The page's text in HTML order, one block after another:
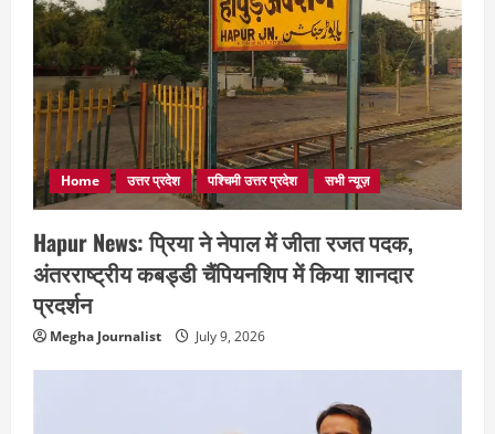
Home उत्तर प्रदेश पश्चिमी उत्तर प्रदेश सभी न्यूज़
Hapur News: प्रिया ने नेपाल में जीता रजत पदक,
अंतरराष्ट्रीय कबड्डी चैंपियनशिप में किया शानदार
प्रदर्शन
Megha Journalist July 9, 2026